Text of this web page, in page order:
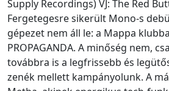
Supply Recordings) VJ: The Red
Fergetegesre sikerült Mono-s
gépezet nem áll le: a Mappa
PROPAGANDA. A minőség nem,
továbbra is a legfrissebb és
zenék mellett kampányolunk. A